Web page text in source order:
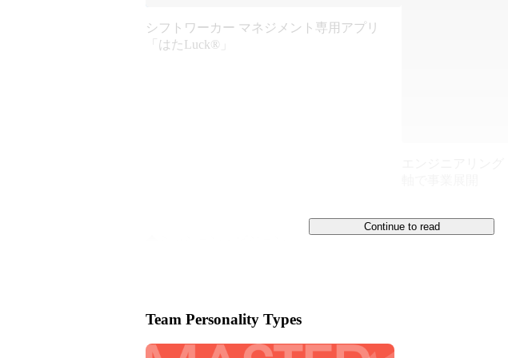
シフトワーカー マネジメント専用アプリ
「はたLuck®️」
＜ビジョン＞
「はたらきがい」を科学して、
Continue to read
Team Personality Types